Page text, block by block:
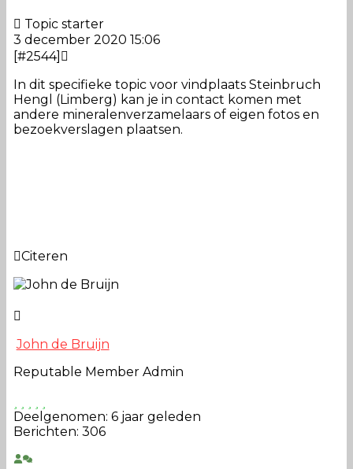
Topic starter
3 december 2020 15:06
[#2544]
In dit specifieke topic voor vindplaats Steinbruch
Hengl (Limberg) kan je in contact komen met
andere mineralenverzamelaars of eigen fotos en
bezoekverslagen plaatsen.
Citeren
John de Bruijn
Reputable Member Admin
Deelgenomen: 6 jaar geleden
Berichten: 306